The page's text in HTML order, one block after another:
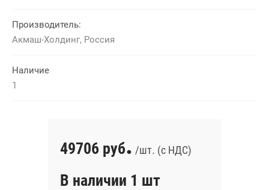
Производитель:
Акмаш-Холдинг, Россия
Наличие
1
49706 руб. /шт. (с НДС)
В наличии 1 шт